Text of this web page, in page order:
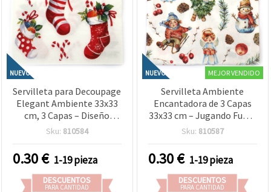
NUEVO
Servilleta para Decoupage
Elegant Ambiente 33x33
cm, 3 Capas – Diseño
Calcetines de Navidad
Decoración Navideña,
Manualidades DIY y
Regalos Hechos a Mano
Sku: 810584
0.30€ 1-19 pieza
DESCUENTOS
PARA CANTIDAD
NUEVO MEJOR VENDIDO
Servilleta Ambiente
Encantadora de 3 Capas
33x33 cm – Jugando Fuera
Blanco, 1 Unidad – Ideal
Proyectos Creativos de
Decoupage
Sku: 810587
0.30€ 1-19 pieza
DESCUENTOS
PARA CANTIDAD